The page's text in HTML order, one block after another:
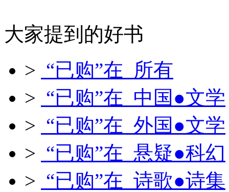
大家提到的好书
> “已购”在 所有
> “已购”在 中国●文学
> “已购”在 外国●文学
> “已购”在 悬疑●科幻
> “已购”在 诗歌●诗集